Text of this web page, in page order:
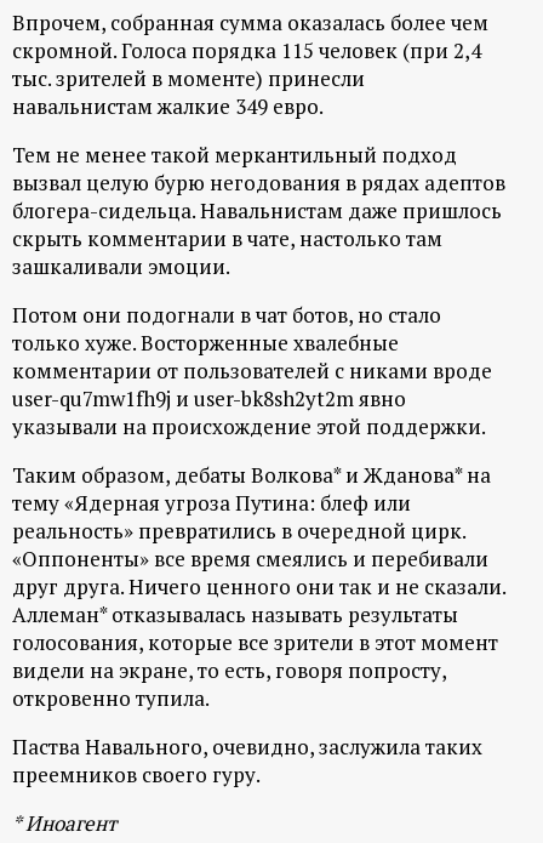
р
т
а
л
Впрочем, собранная сумма оказалась более чем
скромной. Голоса порядка 115 человек (при 2,4
тыс. зрителей в моменте) принесли
навальнистам жалкие 349 евро.
Тем не менее такой меркантильный подход
вызвал целую бурю негодования в рядах адептов
блогера-сидельца. Навальнистам даже пришлось
скрыть комментарии в чате, настолько там
зашкаливали эмоции.
Потом они подогнали в чат ботов, но стало
только хуже. Восторженные хвалебные
комментарии от пользователей с никами вроде
user-qu7mw1fh9j и user-bk8sh2yt2m явно
указывали на происхождение этой поддержки.
Таким образом, дебаты Волкова* и Жданова* на
тему «Ядерная угроза Путина: блеф или
реальность» превратились в очередной цирк.
«Оппоненты» все время смеялись и перебивали
друг друга. Ничего ценного они так и не сказали.
Аллеман* отказывалась называть результаты
голосования, которые все зрители в этот момент
видели на экране, то есть, говоря попросту,
откровенно тупила.
Паства Навального, очевидно, заслужила таких
преемников своего гуру.
* Иноагент